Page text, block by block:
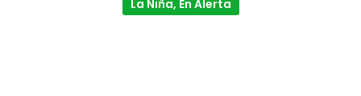
La Niña, En Alerta